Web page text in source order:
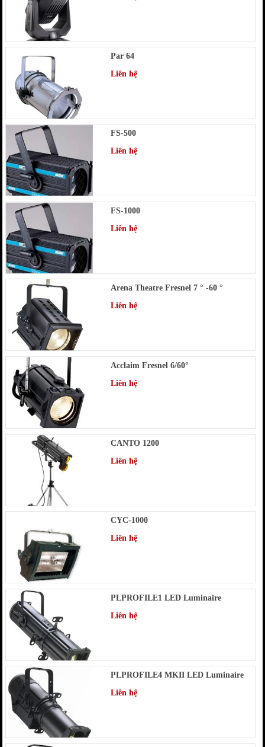
Par 64
Liên hệ
FS-500
Liên hệ
FS-1000
Liên hệ
Arena Theatre Fresnel 7 ° -60 °
Liên hệ
Acclaim Fresnel 6/60°
Liên hệ
CANTO 1200
Liên hệ
CYC-1000
Liên hệ
PLPROFILE1 LED Luminaire
Liên hệ
PLPROFILE4 MKII LED Luminaire
Liên hệ